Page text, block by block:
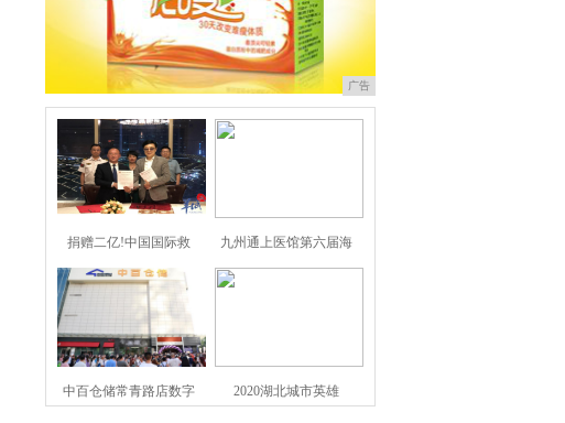
广告
捐赠二亿!中国国际救 九州通上医馆第六届海
中百仓储常青路店数字 2020湖北城市英雄